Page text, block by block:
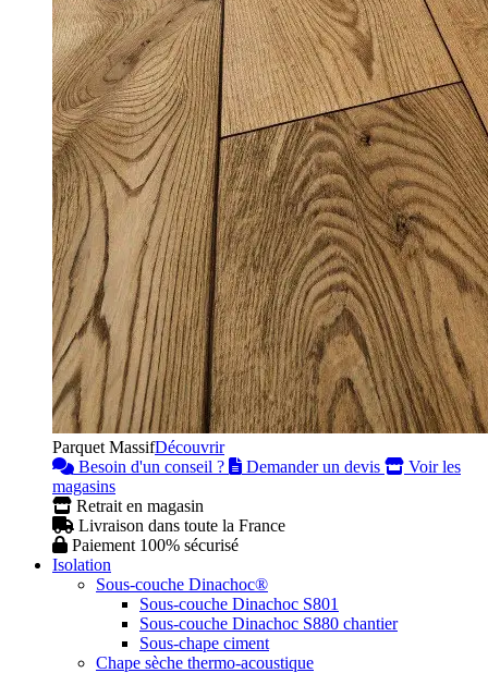
Parquet MassifDécouvrir
Besoin d'un conseil ?
Demander un devis
Voir les
magasins
Retrait en magasin
Livraison dans toute la France
Paiement 100% sécurisé
Isolation
Sous-couche Dinachoc®
Sous-couche Dinachoc S801
Sous-couche Dinachoc S880 chantier
Sous-chape ciment
Chape sèche thermo-acoustique